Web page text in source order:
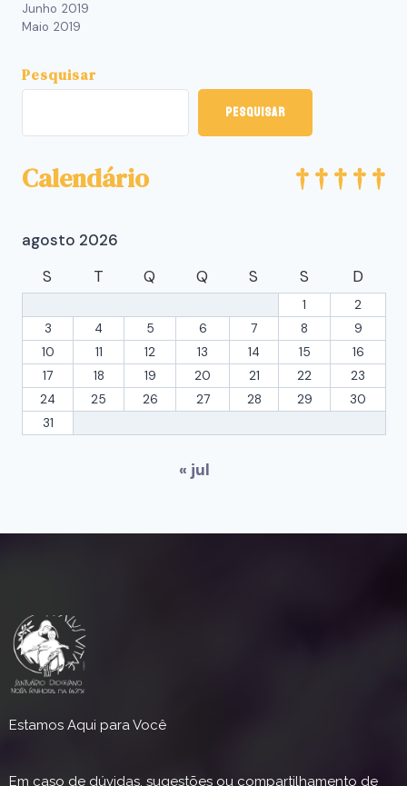
Junho 2019
Maio 2019
Pesquisar
Pesquisar
Calendário
agosto 2026
S
T Q Q S S D
1
2
3
4 5 6 7 8
9
10
11 12 13 14 15
16
17
18 19 20 21 22
23
24
25 26 27 28 29
30
31
« jul
Estamos Aqui para Você
Em caso de dúvidas, sugestões ou compartilhamento de